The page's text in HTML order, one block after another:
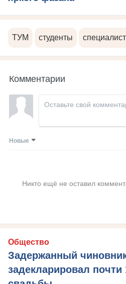
ТУМ студенты
Комментарии
Новые
Никто ещё не оставил
Общество
Задержанный
задекларировал